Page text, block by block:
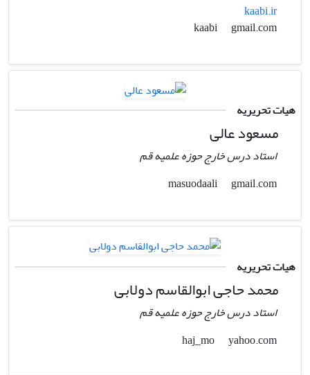
kaabi.ir
gmail.com
هیات تحریریه
مسعود عالی
استاد درس خارج حوزه علمیه قم
gmail.com
هیات تحریریه
محمد حاجی ابوالقاسم دولابی
استاد درس خارج حوزه علمیه قم
yahoo.com